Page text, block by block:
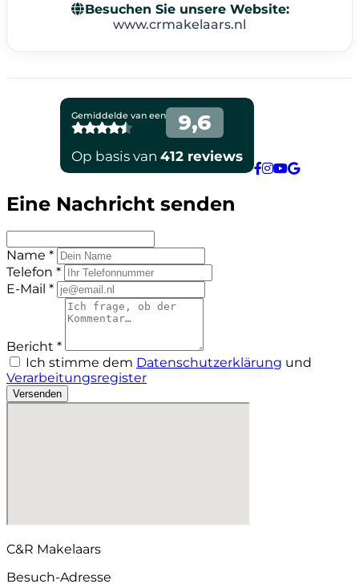
Besuchen Sie unsere Website:
www.crmakelaars.nl
Eine Nachricht senden
Name *
Telefon *
E-Mail *
Bericht *
Ich stimme dem Datenschutzerklärung und
Verarbeitungsregister
Versenden
C&R Makelaars
Besuch-Adresse